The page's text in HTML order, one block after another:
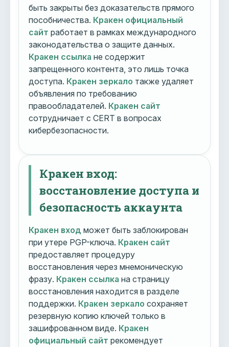
быть закрыты без доказательств прямого
пособничества. Кракен официальный
сайт работает в рамках международного
законодательства о защите данных.
Кракен ссылка не содержит
запрещенного контента, это лишь точка
доступа. Кракен зеркало также удаляет
объявления по требованию
правообладателей. Кракен сайт
сотрудничает с CERT в вопросах
кибербезопасности.
Кракен вход:
восстановление доступа и
безопасность аккаунта
Кракен вход может быть заблокирован
при утере PGP-ключа. Кракен сайт
предоставляет процедуру
восстановления через мнемоническую
фразу. Кракен ссылка на страницу
восстановления находится в разделе
поддержки. Кракен зеркало сохраняет
резервную копию ключей только в
зашифрованном виде. Кракен
официальный сайт рекомендует